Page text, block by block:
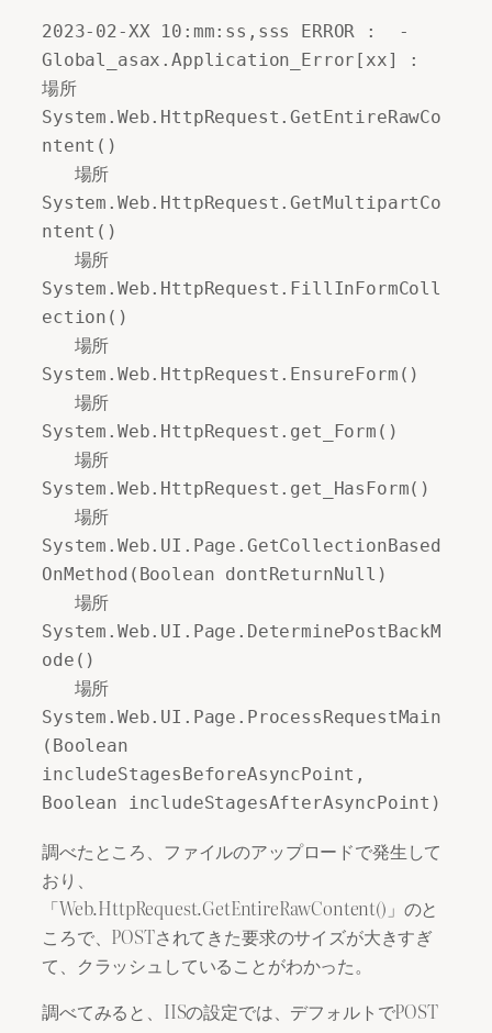
2023-02-XX 10:mm:ss,sss ERROR :  -
Global_asax.Application_Error[xx] :
場所
System.Web.HttpRequest.GetEntireRawCo
ntent()
System.Web.HttpRequest.GetMultipartCo
ntent()
System.Web.HttpRequest.FillInFormColl
ection()
System.Web.HttpRequest.EnsureForm()
System.Web.HttpRequest.get_Form()
System.Web.HttpRequest.get_HasForm()
System.Web.UI.Page.GetCollectionBased
OnMethod(Boolean dontReturnNull)
System.Web.UI.Page.DeterminePostBackM
ode()
System.Web.UI.Page.ProcessRequestMain
(Boolean
includeStagesBeforeAsyncPoint,
Boolean includeStagesAfterAsyncPoint)
調べたところ、ファイルのアップロードで発生して
おり、
「Web.HttpRequest.GetEntireRawContent()」のと
ころで、POSTされてきた要求のサイズが大きすぎ
て、クラッシュしていることがわかった。
調べてみると、IISの設定では、デフォルトでPOST